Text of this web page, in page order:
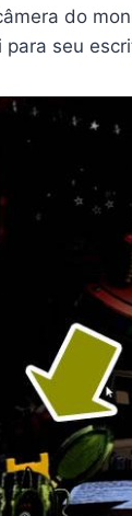
do
para seu